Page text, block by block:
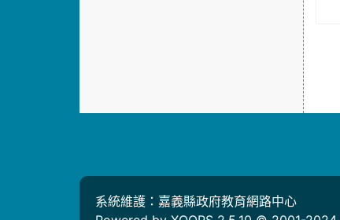
系統維護：嘉義縣政府教育網路中心